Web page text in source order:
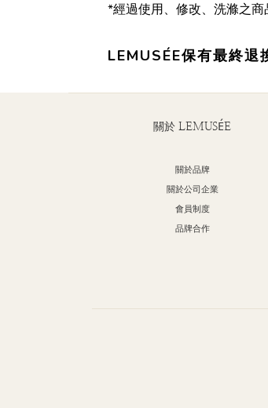
*經過使用、修改、洗滌之商
LEMUSÉE保有最終退
關於 LEMUSÉE
關於品牌
關於公司企業
會員制度
品牌合作